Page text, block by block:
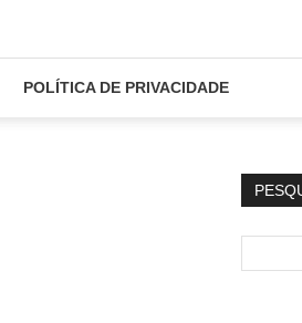
POLÍTICA DE PRIVACIDADE